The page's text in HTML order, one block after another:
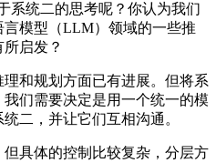
统二的思考呢？你认为我们
模型（LLM）领域的一些推
启发？
和规划方面已有进展。但将系
们需要决定是用一个统一的模
二，并让它们互相沟通。
具体的控制比较复杂，分层方